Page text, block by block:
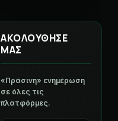
ΑΚΟΛΟΥΘΗΣΕ
ΜΑΣ
«Πράσινη» ενημέρωση
σε όλες τις
πλατφόρμες.